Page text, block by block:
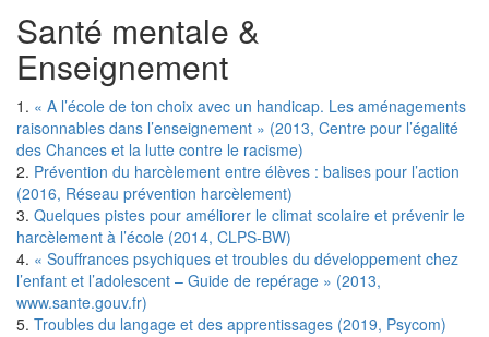
Santé mentale &
Enseignement
1. « A l’école de ton choix avec un handicap. Les aménagements
raisonnables dans l’enseignement » (2013, Centre pour l’égalité
des Chances et la lutte contre le racisme)
2. Prévention du harcèlement entre élèves : balises pour l’action
(2016, Réseau prévention harcèlement)
3. Quelques pistes pour améliorer le climat scolaire et prévenir le
harcèlement à l’école (2014, CLPS-BW)
4. « Souffrances psychiques et troubles du développement chez
l’enfant et l’adolescent – Guide de repérage » (2013,
www.sante.gouv.fr)
5. Troubles du langage et des apprentissages (2019, Psycom)